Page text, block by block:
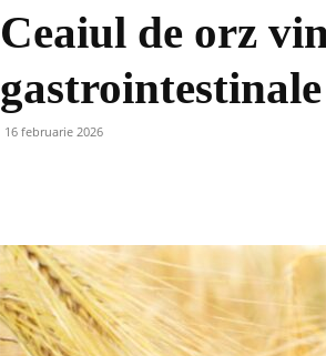
Ceaiul de orz
gastrointestinale
16 februarie 2026